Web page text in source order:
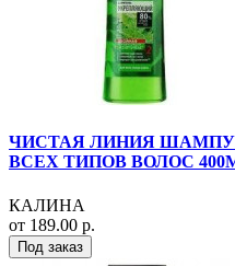
ЧИСТАЯ ЛИНИЯ
ВСЕХ ТИПОВ ВОЛОС
КАЛИНА
от 189.00 р.
Под заказ